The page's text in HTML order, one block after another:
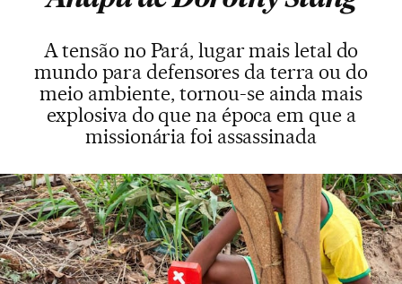
A tensão no Pará, lugar mais letal do
mundo para defensores da terra ou do
meio ambiente, tornou-se ainda mais
explosiva do que na época em que a
missionária foi assassinada